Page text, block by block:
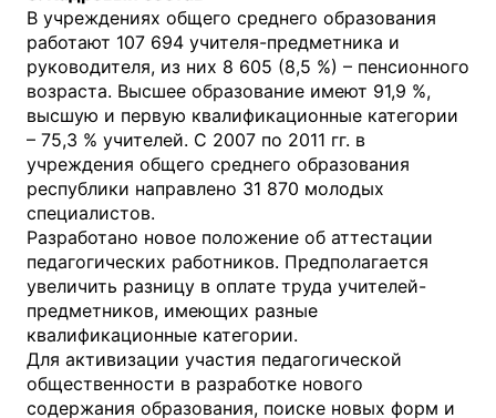
В учреждениях общего среднего образования
работают 107 694 учителя-предметника и
руководителя, из них 8 605 (8,5 %) – пенсионного
возраста. Высшее образование имеют 91,9 %,
высшую и первую квалификационные категории
– 75,3 % учителей. С 2007 по 2011 гг. в
учреждения общего среднего образования
республики направлено 31 870 молодых
специалистов.
Разработано новое положение об аттестации
педагогических работников. Предполагается
увеличить разницу в оплате труда учителей-
предметников, имеющих разные
квалификационные категории.
Для активизации участия педагогической
общественности в разработке нового
содержания образования, поиске новых форм и